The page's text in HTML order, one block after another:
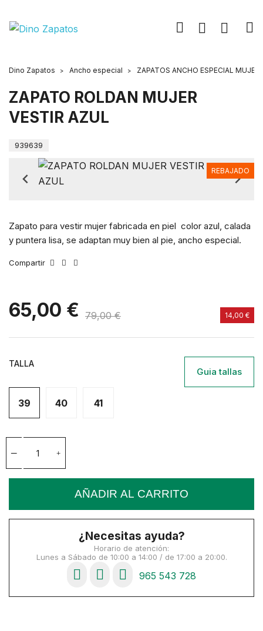
Dino Zapatos Ancho especial ZAPATOS ANCHO ESPECIAL MUJER
ZAPATO ROLDAN MUJER
VESTIR AZUL
939639
REBAJADO
Zapato para vestir mujer fabricada en piel color azul, calada
y puntera lisa, se adaptan muy bien al pie, ancho especial.
Compartir
65,00 € 79,00 € 14,00 €
TALLA
Guia tallas
39 40 41
AÑADIR AL CARRITO
¿Necesitas ayuda?
Horario de atención:
Lunes a Sábado de 10:00 a 14:00 / de 17:00 a 20:00.
965 543 728